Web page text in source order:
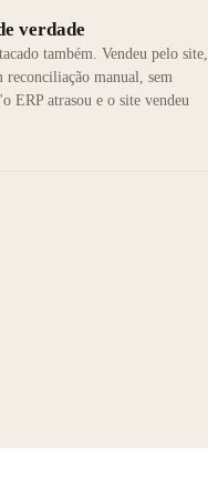
verdade
também. Vendeu pelo site,
reconciliação manual, sem
ERP atrasou e o site vendeu